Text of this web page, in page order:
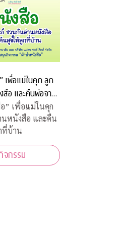
เพื่อแม่ในคุก ลูก
สือ และคืนพ่อจาก
” เพื่อแม่ในคุก
นหนังสือ และคืน
ที่บ้าน
จกรรม